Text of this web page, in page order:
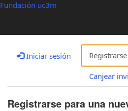
Fundación uc3m
Iniciar sesión Registrarse
Canjear
Registrarse para una